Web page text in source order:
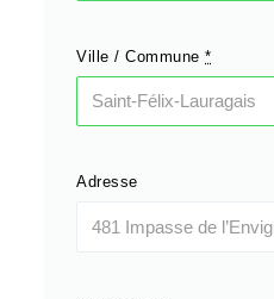
Ville / Commune *
Adresse